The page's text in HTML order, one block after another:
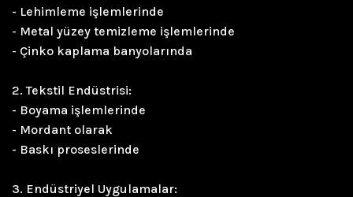
- Lehimleme işlemlerinde
- Metal yüzey temizleme işlemlerinde
- Çinko kaplama banyolarında
2. Tekstil Endüstrisi:
- Boyama işlemlerinde
- Mordant olarak
- Baskı proseslerinde
3. Endüstriyel Uygulamalar: